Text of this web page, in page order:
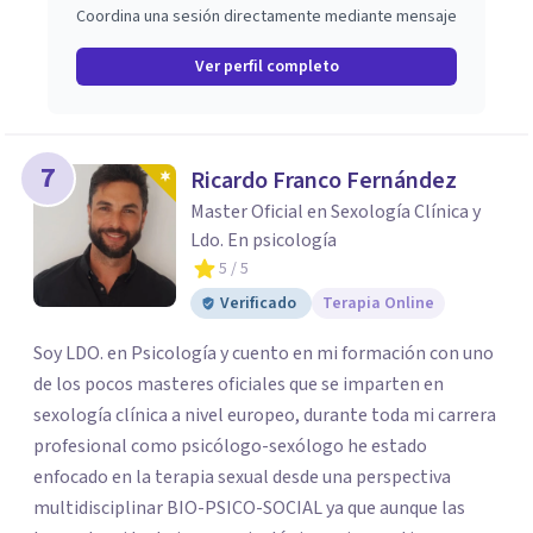
Coordina una sesión directamente mediante mensaje
Ver perfil completo
7 Ricardo Franco Fernández
Master Oficial en Sexología Clínica y
Ldo. En psicología
5 / 5
Verificado
Terapia Online
Soy LDO. en Psicología y cuento en mi formación con uno
de los pocos masteres oficiales que se imparten en
sexología clínica a nivel europeo, durante toda mi carrera
profesional como psicólogo-sexólogo he estado
enfocado en la terapia sexual desde una perspectiva
multidisciplinar BIO-PSICO-SOCIAL ya que aunque las